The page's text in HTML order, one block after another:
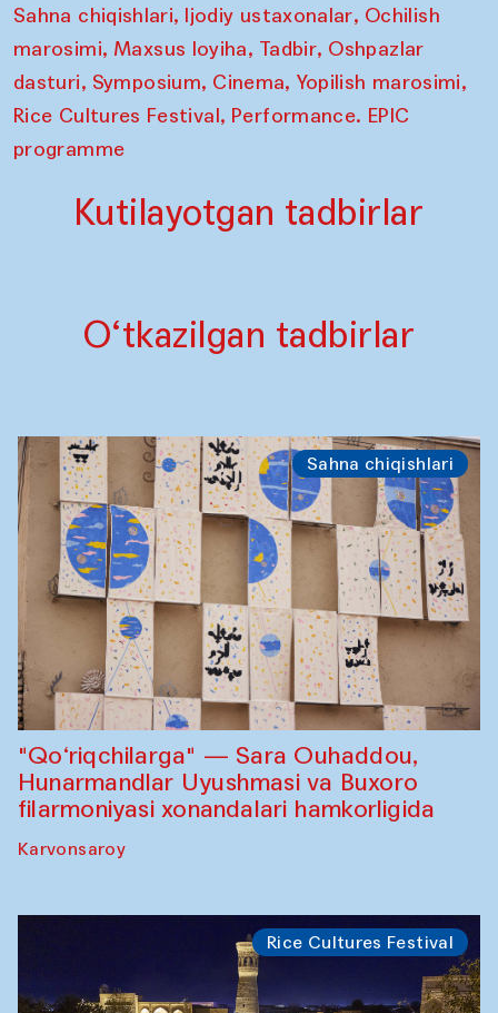
Sahna chiqishlari, Ijodiy ustaxonalar, Ochilish
marosimi, Maxsus loyiha, Tadbir, Oshpazlar
dasturi, Symposium, Cinema, Yopilish marosimi,
Rice Cultures Festival, Performance. EPIC
programme
Kutilayotgan tadbirlar
O‘tkazilgan tadbirlar
Sahna chiqishlari
"Qo‘riqchilarga" — Sara Ouhaddou,
Hunarmandlar Uyushmasi va Buxoro
filarmoniyasi xonandalari hamkorligida
Karvonsaroy
Rice Cultures Festival